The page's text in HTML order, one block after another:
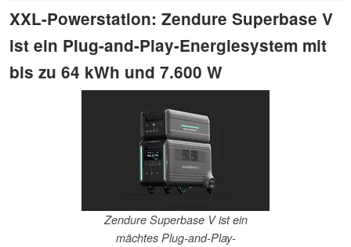
XXL-Powerstation: Zendure Superbase V
ist ein Plug-and-Play-Energiesystem mit
bis zu 64 kWh und 7.600 W
Zendure Superbase V ist ein
mächtes Plug-and-Play-